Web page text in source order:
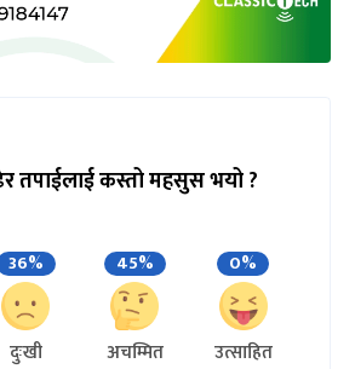
तपाईलाई कस्तो महसुस भयो ?
36%
दुःखी
45%
अचम्मित
0%
उत्साहित